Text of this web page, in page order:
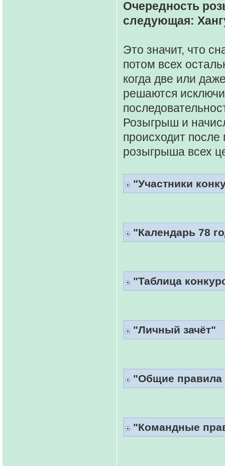
Очередность
следующая:
Это значит, что
потом всех
когда две или
решаются
Розыгрыш и
происходит после
розыгрыша всех
"Участники
"Календарь 78
"Таблица
"Личный зачёт"
"Общие правила
"Командные